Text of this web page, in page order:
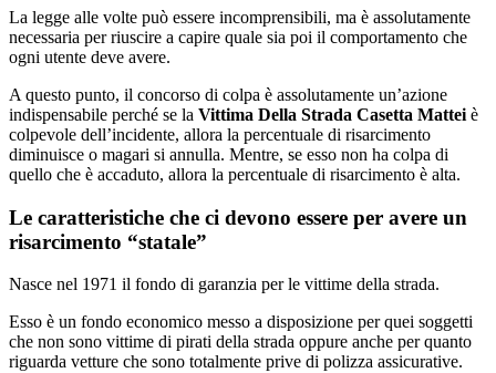
La legge alle volte può essere incomprensibili, ma è assolutamente
necessaria per riuscire a capire quale sia poi il comportamento che
ogni utente deve avere.
A questo punto, il concorso di colpa è assolutamente un’azione
indispensabile perché se la Vittima Della Strada Casetta Mattei è
colpevole dell’incidente, allora la percentuale di risarcimento
diminuisce o magari si annulla. Mentre, se esso non ha colpa di
quello che è accaduto, allora la percentuale di risarcimento è alta.
Le caratteristiche che ci devono essere per avere un
risarcimento “statale”
Nasce nel 1971 il fondo di garanzia per le vittime della strada.
Esso è un fondo economico messo a disposizione per quei soggetti
che non sono vittime di pirati della strada oppure anche per quanto
riguarda vetture che sono totalmente prive di polizza assicurative.